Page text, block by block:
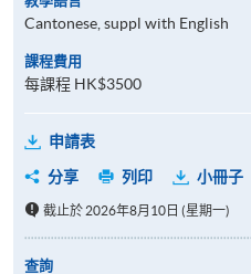
Cantonese, suppl with English
課程費用
每課程 HK$3500
申請表
分享
列印 小冊子
截止於 2026年8月10日 (星期一)
查詢